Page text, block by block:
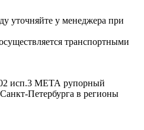
уточняйте у менеджера при
транспортными
исп.3 МЕТА рупорный
Петербурга в регионы